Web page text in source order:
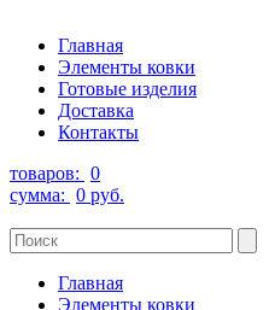
Главная
Элементы ковки
Готовые изделия
Доставка
Контакты
товаров: 0
сумма: 0 руб.
Главная
Элементы ковки